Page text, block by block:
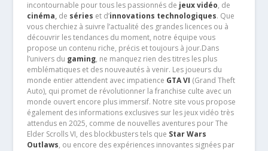
incontournable pour tous les passionnés de jeux vidéo, de
cinéma,de séries et d’innovations technologiques. Que
vous cherchiez à suivre l’actualité des grandes licences ou à
découvrir les tendances du moment, notre équipe vous
propose un contenu riche, précis et toujours à jour.Dans
l’univers du gaming, ne manquez rien des titres les plus
emblématiques et des nouveautés à venir. Les joueurs du
monde entier attendent avec impatience GTA VI (Grand Theft
Auto), qui promet de révolutionner la franchise culte avec un
monde ouvert encore plus immersif. Notre site vous propose
également des informations exclusives sur les jeux vidéo très
attendus en 2025, comme de nouvelles aventures pour The
Elder Scrolls VI, des blockbusters tels que Star Wars
Outlaws, ou encore des expériences innovantes signées par